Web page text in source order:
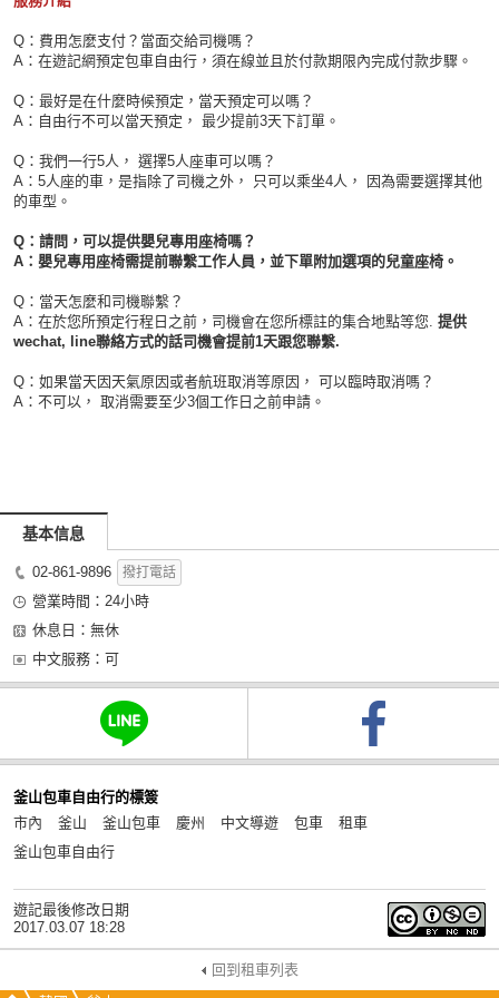
Q：費用怎麼支付？當面交給司機嗎？
A：在遊記網預定包車自由行，須在線並且於付款期限內完成付款步驟。
Q：最好是在什麼時候預定，當天預定可以嗎？
A：自由行不可以當天預定， 最少提前3天下訂單。
Q：我們一行5人， 選擇5人座車可以嗎？
A：5人座的車，是指除了司機之外， 只可以乘坐4人， 因為需要選擇其他
的車型。
Q：請問，可以提供嬰兒專用座椅嗎？
A：嬰兒專用座椅需提前聯繫工作人員，並下單附加選項的兒童座椅。
Q：當天怎麼和司機聯繫？
A：在於您所預定行程日之前，司機會在您所標註的集合地點等您. 提供
wechat, line聯絡方式的話司機會提前1天跟您聯繫.
Q：如果當天因天氣原因或者航班取消等原因， 可以臨時取消嗎？
A：不可以， 取消需要至少3個工作日之前申請。
基本信息
02-861-9896 撥打電話
營業時間：24小時
休息日：無休
中文服務：可
釜山包車自由行的標簽
市內
釜山 釜山包車 慶州 中文導遊 包車
租車
釜山包車自由行
遊記最後修改日期
2017.03.07 18:28
回到租車列表